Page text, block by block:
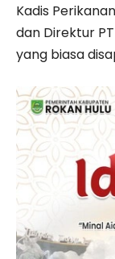
Kadis
dan Direktur
yang biasa